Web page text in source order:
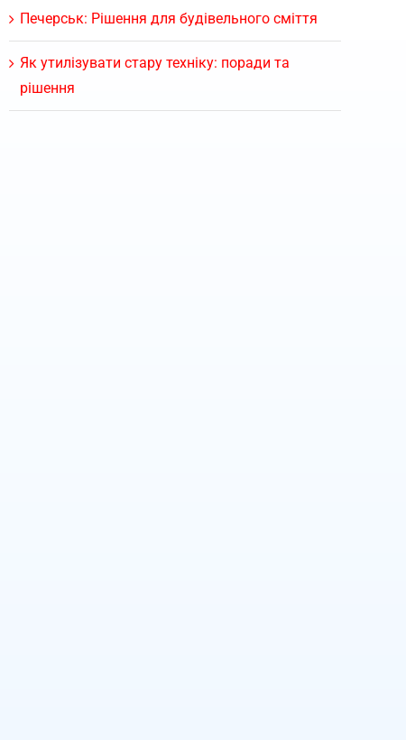
Печерськ: Рішення для будівельного сміття
Як утилізувати стару техніку: поради та
рішення